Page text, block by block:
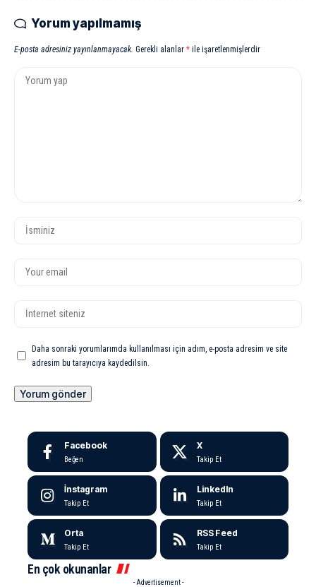
Yorum yapılmamış
E-posta adresiniz yayınlanmayacak. Gerekli alanlar * ile işaretlenmişlerdir
Daha sonraki yorumlarımda kullanılması için adım, e-posta adresim ve site
adresim bu tarayıcıya kaydedilsin.
Facebook
Beğen
X
Takip Et
İnstagram
Takip Et
LinkedIn
Takip Et
Orta
Takip Et
RSS Feed
Takip Et
En çok okunanlar
- Advertisement -